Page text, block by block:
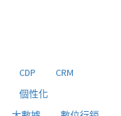
CDP
CRM
個性化